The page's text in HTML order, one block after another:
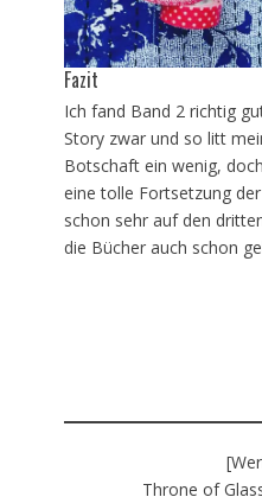
Fazit
Ich fand Band 2 richtig
Story zwar und so litt
Botschaft ein wenig,
eine tolle Fortsetzung
schon sehr auf den
die Bücher auch schon
Throne of